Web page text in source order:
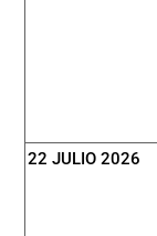
22 JULIO 2026